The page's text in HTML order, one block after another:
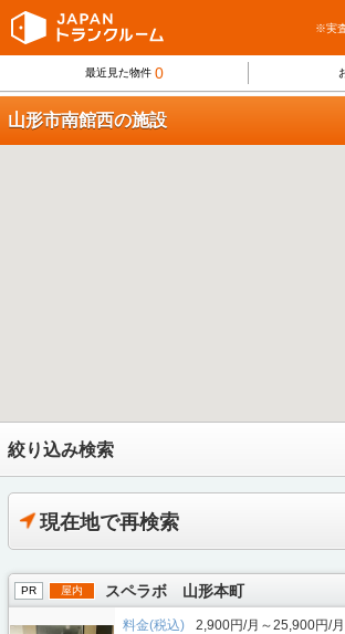
※実
最近見た物件 0
山形市南館西の施設
絞り込み検索
現在地で再検索
PR 屋内 スペラボ 山形本町
料金(税込)
2,900円/月～25,900円/月